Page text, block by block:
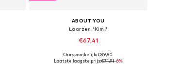
ABOUT YOU
Laarzen 'Kimi'
€67,41
Beschikbaar in vele maten
Oorspronkelijk: €89,90
Laatste laagste prijs:€71,91-6%